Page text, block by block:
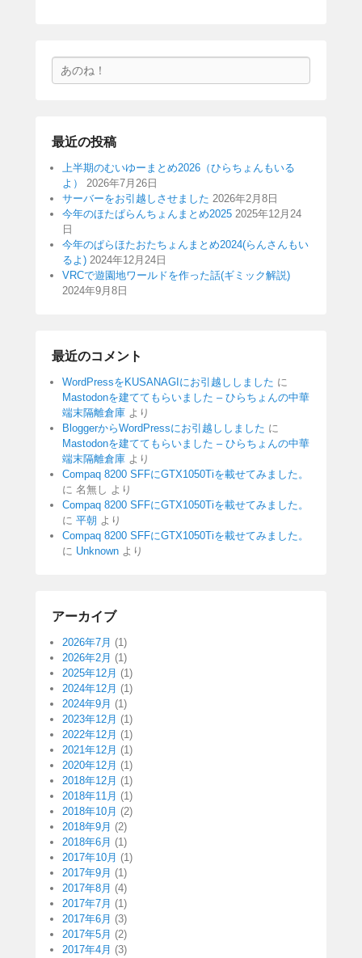
索
最近の投稿
上半期のむいゆーまとめ2026（ひらちょんもいる
よ）
2026年7月26日
サーバーをお引越しさせました 2026年2月8日
今年のほたぱらんちょんまとめ2025 2025年12月24
日
今年のぱらほたおたちょんまとめ2024(らんさんもい
るよ) 2024年12月24日
VRCで遊園地ワールドを作った話(ギミック解説)
2024年9月8日
最近のコメント
WordPressをKUSANAGIにお引越ししました に
Mastodonを建ててもらいました – ひらちょんの中華
端末隔離倉庫 より
BloggerからWordPressにお引越ししました に
Mastodonを建ててもらいました – ひらちょんの中華
端末隔離倉庫 より
Compaq 8200 SFFにGTX1050Tiを載せてみました。
に 名無し より
Compaq 8200 SFFにGTX1050Tiを載せてみました。
に 平朝 より
Compaq 8200 SFFにGTX1050Tiを載せてみました。
に Unknown より
アーカイブ
2026年7月 (1)
2026年2月 (1)
2025年12月 (1)
2024年12月 (1)
2024年9月 (1)
2023年12月 (1)
2022年12月 (1)
2021年12月 (1)
2020年12月 (1)
2018年12月 (1)
2018年11月 (1)
2018年10月 (2)
2018年9月 (2)
2018年6月 (1)
2017年10月 (1)
2017年9月 (1)
2017年8月 (4)
2017年7月 (1)
2017年6月 (3)
2017年5月 (2)
2017年4月 (3)